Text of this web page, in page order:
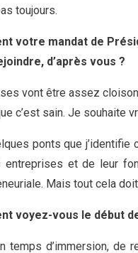
toujours.
votre mandat de
d’après vous ?
vont être assez
c’est sain. Je souhaite
ponts que
entreprises et de leur
Mais tout cela
voyez-vous le début
temps d’immersion, de